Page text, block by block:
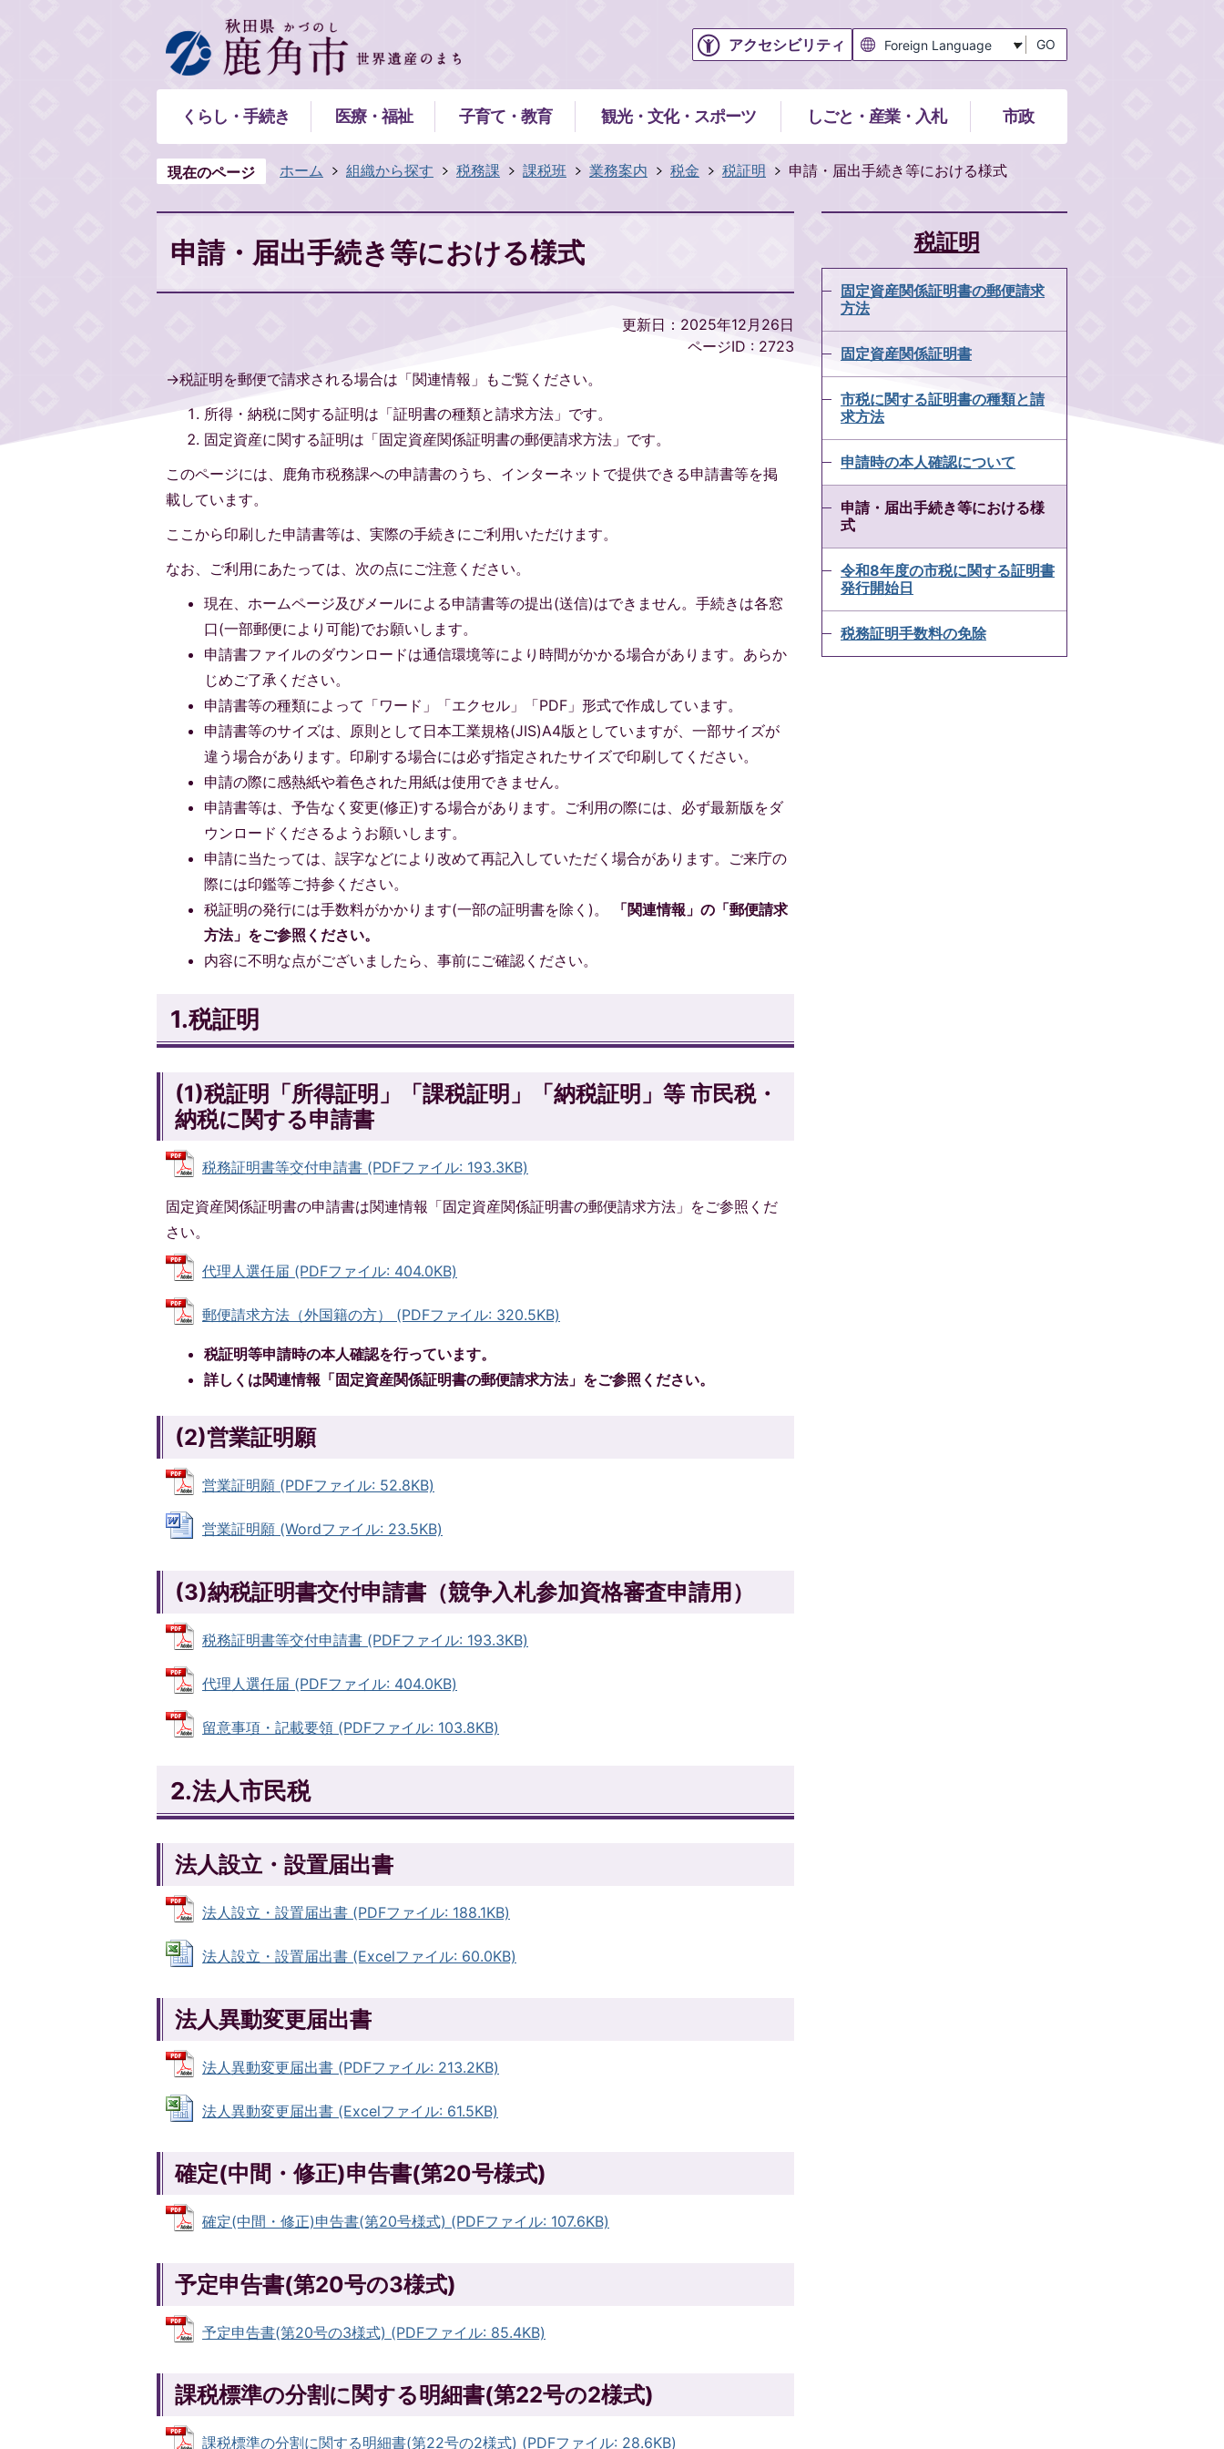
アクセシビリティ GO
くらし・手続き 医療・福祉 子育て・教育 観光・文化・スポーツ しごと・産業・入札 市政
現在のページ ホーム 組織から探す 税務課 課税班 業務案内 税金 税証明 申請・届出手続き等における様式
申請・届出手続き等における様式
更新日：2025年12月26日
ページID : 2723
→税証明を郵便で請求される場合は「関連情報」もご覧ください。
所得・納税に関する証明は「証明書の種類と請求方法」です。
固定資産に関する証明は「固定資産関係証明書の郵便請求方法」です。
このページには、鹿角市税務課への申請書のうち、インターネットで提供できる申請書等を掲
載しています。
ここから印刷した申請書等は、実際の手続きにご利用いただけます。
なお、ご利用にあたっては、次の点にご注意ください。
現在、ホームページ及びメールによる申請書等の提出(送信)はできません。手続きは各窓
口(一部郵便により可能)でお願いします。
申請書ファイルのダウンロードは通信環境等により時間がかかる場合があります。あらか
じめご了承ください。
申請書等の種類によって「ワード」「エクセル」「PDF」形式で作成しています。
申請書等のサイズは、原則として日本工業規格(JIS)A4版としていますが、一部サイズが
違う場合があります。印刷する場合には必ず指定されたサイズで印刷してください。
申請の際に感熱紙や着色された用紙は使用できません。
申請書等は、予告なく変更(修正)する場合があります。ご利用の際には、必ず最新版をダ
ウンロードくださるようお願いします。
申請に当たっては、誤字などにより改めて再記入していただく場合があります。ご来庁の
際には印鑑等ご持参ください。
税証明の発行には手数料がかかります(一部の証明書を除く)。
「関連情報」の「郵便請求
方法」をご参照ください。
内容に不明な点がございましたら、事前にご確認ください。
1.税証明
(1)税証明「所得証明」「課税証明」「納税証明」等 市民税・
納税に関する申請書
税務証明書等交付申請書 (PDFファイル: 193.3KB)
固定資産関係証明書の申請書は関連情報「固定資産関係証明書の郵便請求方法」をご参照くだ
さい。
代理人選任届 (PDFファイル: 404.0KB)
郵便請求方法（外国籍の方） (PDFファイル: 320.5KB)
税証明等申請時の本人確認を行っています。
詳しくは関連情報「固定資産関係証明書の郵便請求方法」をご参照ください。
(2)営業証明願
営業証明願 (PDFファイル: 52.8KB)
営業証明願 (Wordファイル: 23.5KB)
(3)納税証明書交付申請書（競争入札参加資格審査申請用）
税務証明書等交付申請書 (PDFファイル: 193.3KB)
代理人選任届 (PDFファイル: 404.0KB)
留意事項・記載要領 (PDFファイル: 103.8KB)
2.法人市民税
法人設立・設置届出書
法人設立・設置届出書 (PDFファイル: 188.1KB)
法人設立・設置届出書 (Excelファイル: 60.0KB)
法人異動変更届出書
法人異動変更届出書 (PDFファイル: 213.2KB)
法人異動変更届出書 (Excelファイル: 61.5KB)
確定(中間・修正)申告書(第20号様式)
確定(中間・修正)申告書(第20号様式) (PDFファイル: 107.6KB)
予定申告書(第20号の3様式)
予定申告書(第20号の3様式) (PDFファイル: 85.4KB)
課税標準の分割に関する明細書(第22号の2様式)
課税標準の分割に関する明細書(第22号の2様式) (PDFファイル: 28.6KB)
税証明
固定資産関係証明書の郵便請求
方法
固定資産関係証明書
市税に関する証明書の種類と請
求方法
申請時の本人確認について
申請・届出手続き等における様
式
令和8年度の市税に関する証明書
発行開始日
税務証明手数料の免除